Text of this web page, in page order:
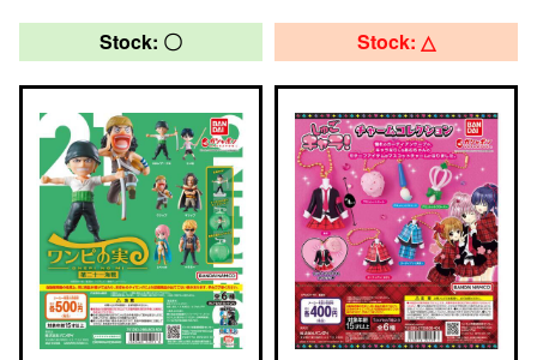
Stock: 〇 Stock: △